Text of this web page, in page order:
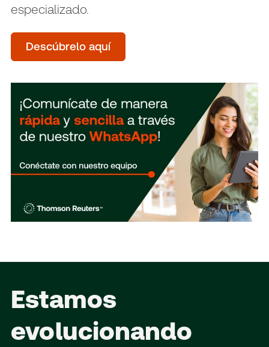
especializado.
Descúbrelo aquí
Estamos
evolucionando